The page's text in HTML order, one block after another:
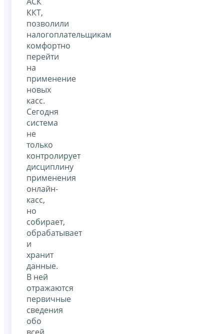
ККТ,
позволили
налогоплательщикам
комфортно
перейти
на
применение
новых
касс.
Сегодня
система
не
только
контролирует
дисциплину
применения
онлайн-
касс,
но
собирает,
обрабатывает
и
хранит
данные.
В ней
отражаются
первичные
сведения
обо
всей